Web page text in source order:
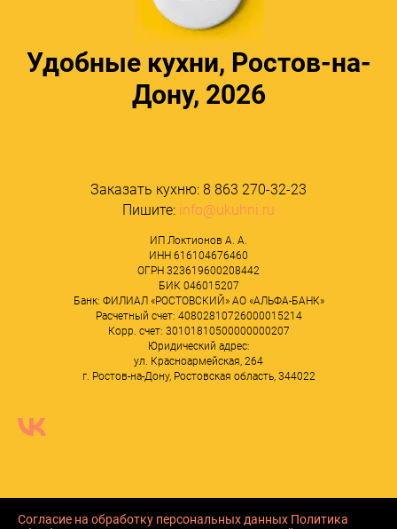
Удобные кухни, Ростов-на-
Дону, 2026
Заказать кухню: 8 863 270-32-23
Пишите: info@ukuhni.ru
ИП Локтионов А. А.
ИНН 616104676460
ОГРН 323619600208442
БИК 046015207
Банк: ФИЛИАЛ «РОСТОВСКИЙ» АО «АЛЬФА-БАНК»
Расчетный счет: 40802810726000015214
Корр. счет: 30101810500000000207
Юридический адрес:
ул. Красноармейская, 264
г. Ростов-на-Дону, Ростовская область, 344022
Согласие на обработку персональных данных Политика